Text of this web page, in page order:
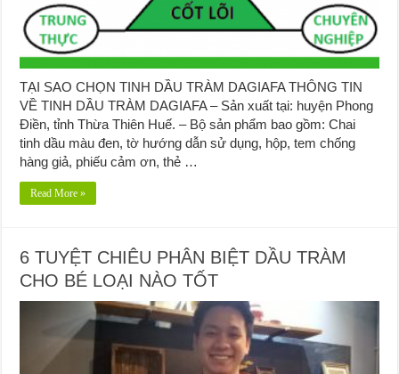
TẠI SAO CHỌN TINH DẦU TRÀM DAGIAFA THÔNG TIN
VỀ TINH DẦU TRÀM DAGIAFA – Sản xuất tại: huyện Phong
Điền, tỉnh Thừa Thiên Huế. – Bộ sản phẩm bao gồm: Chai
tinh dầu màu đen, tờ hướng dẫn sử dụng, hộp, tem chống
hàng giả, phiếu cảm ơn, thẻ …
Read More »
6 TUYỆT CHIÊU PHÂN BIỆT DẦU TRÀM
CHO BÉ LOẠI NÀO TỐT